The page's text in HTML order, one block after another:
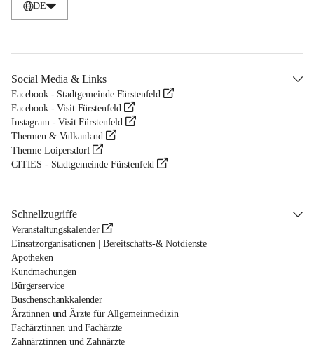
DE
Social Media & Links
Facebook - Stadtgemeinde Fürstenfeld
Facebook - Visit Fürstenfeld
Instagram - Visit Fürstenfeld
Thermen & Vulkanland
Therme Loipersdorf
CITIES - Stadtgemeinde Fürstenfeld
Schnellzugriffe
Veranstaltungskalender
Einsatzorganisationen | Bereitschafts-& Notdienste
Apotheken
Kundmachungen
Bürgerservice
Buschenschankkalender
Ärztinnen und Ärzte für Allgemeinmedizin
Fachärztinnen und Fachärzte
Zahnärztinnen und Zahnärzte